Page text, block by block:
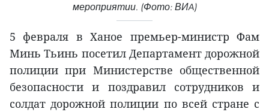
мероприятии. (Фото: ВИA)
5 февраля в Ханое премьер-министр Фам
Минь Тьинь посетил Департамент дорожной
полиции при Министерстве общественной
безопасности и поздравил сотрудников и
солдат дорожной полиции по всей стране с